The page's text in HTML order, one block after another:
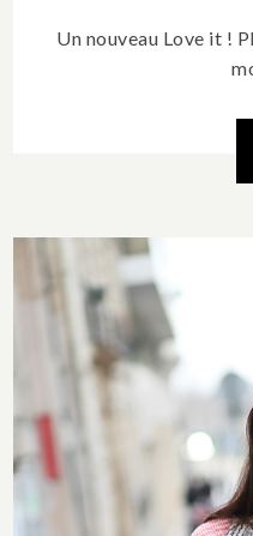
Un nouveau Love it !